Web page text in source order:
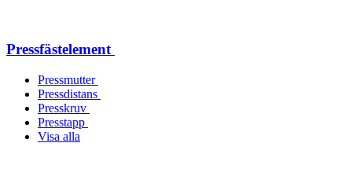
Pressfästelement
Pressmutter
Pressdistans
Presskruv
Presstapp
Visa alla